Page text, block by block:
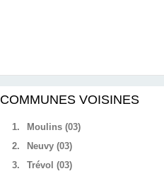
COMMUNES VOISINES
1.
Moulins (03)
2.
Neuvy (03)
3.
Trévol (03)